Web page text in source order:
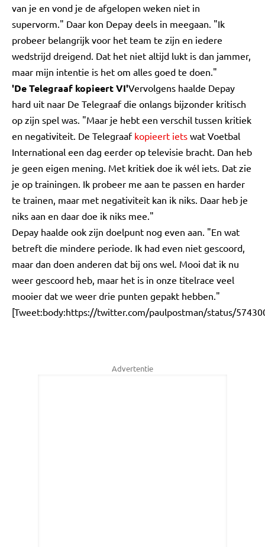
van je en vond je de afgelopen weken niet in
supervorm." Daar kon Depay deels in meegaan. "Ik
probeer belangrijk voor het team te zijn en iedere
wedstrijd dreigend. Dat het niet altijd lukt is dan jammer,
maar mijn intentie is het om alles goed te doen."
'De Telegraaf kopieert VI'Vervolgens haalde Depay
hard uit naar De Telegraaf die onlangs bijzonder kritisch
op zijn spel was. "Maar je hebt een verschil tussen kritiek
en negativiteit. De Telegraaf kopieert iets wat Voetbal
International een dag eerder op televisie bracht. Dan heb
je geen eigen mening. Met kritiek doe ik wél iets. Dat zie
je op trainingen. Ik probeer me aan te passen en harder
te trainen, maar met negativiteit kan ik niks. Daar heb je
niks aan en daar doe ik niks mee."
Depay haalde ook zijn doelpunt nog even aan. "En wat
betreft die mindere periode. Ik had even niet gescoord,
maar dan doen anderen dat bij ons wel. Mooi dat ik nu
weer gescoord heb, maar het is in onze titelrace veel
mooier dat we weer drie punten gepakt hebben."
[Tweet:body:https://twitter.com/paulpostman/status/
Advertentie